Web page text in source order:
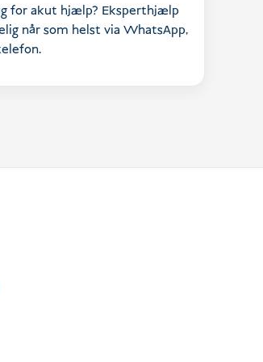
for akut hjælp? Eksperthjælp
når som helst via WhatsApp,